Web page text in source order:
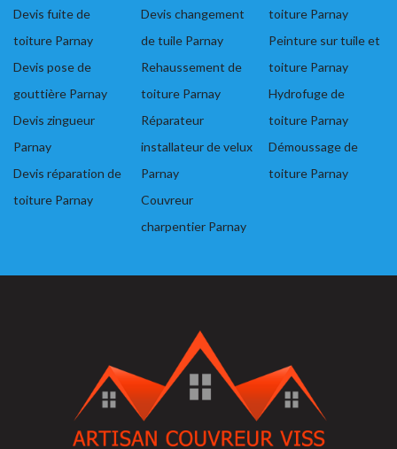
Devis fuite de
toiture Parnay
Devis pose de
gouttière Parnay
Devis zingueur
Parnay
Devis réparation de
toiture Parnay
Devis changement
de tuile Parnay
Rehaussement de
toiture Parnay
Réparateur
installateur de velux
Parnay
Couvreur
charpentier Parnay
toiture Parnay
Peinture sur tuile et
toiture Parnay
Hydrofuge de
toiture Parnay
Démoussage de
toiture Parnay